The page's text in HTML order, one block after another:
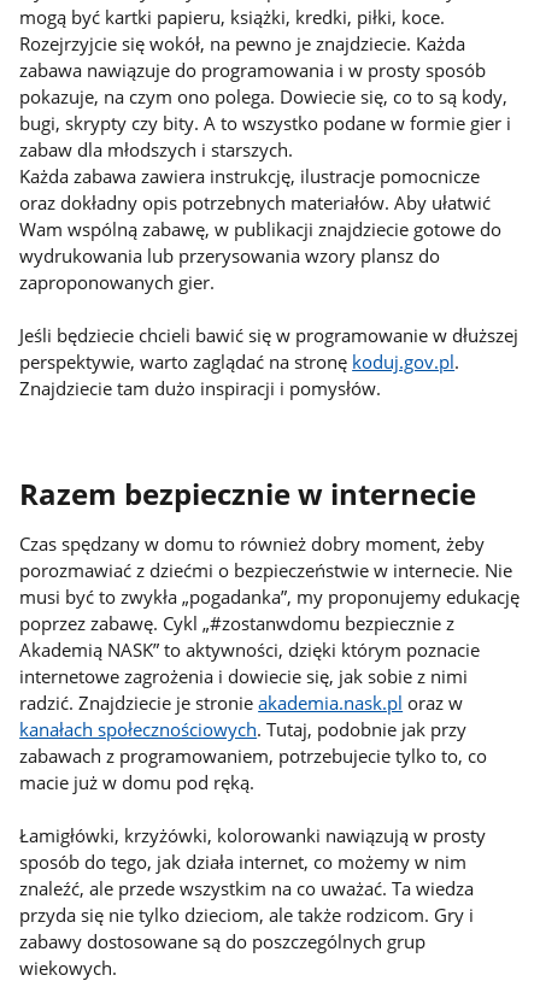
mogą być kartki papieru, książki, kredki, piłki, koce.
Rozejrzyjcie się wokół, na pewno je znajdziecie. Każda
zabawa nawiązuje do programowania i w prosty sposób
pokazuje, na czym ono polega. Dowiecie się, co to są kody,
bugi, skrypty czy bity. A to wszystko podane w formie gier i
zabaw dla młodszych i starszych.
Każda zabawa zawiera instrukcję, ilustracje pomocnicze
oraz dokładny opis potrzebnych materiałów. Aby ułatwić
Wam wspólną zabawę, w publikacji znajdziecie gotowe do
wydrukowania lub przerysowania wzory plansz do
zaproponowanych gier.
Jeśli będziecie chcieli bawić się w programowanie w dłuższej
perspektywie, warto zaglądać na stronę koduj.gov.pl.
Znajdziecie tam dużo inspiracji i pomysłów.
Razem bezpiecznie w internecie
Czas spędzany w domu to również dobry moment, żeby
porozmawiać z dziećmi o bezpieczeństwie w internecie. Nie
musi być to zwykła „pogadanka”, my proponujemy edukację
poprzez zabawę. Cykl „#zostanwdomu bezpiecznie z
Akademią NASK” to aktywności, dzięki którym poznacie
internetowe zagrożenia i dowiecie się, jak sobie z nimi
radzić. Znajdziecie je stronieakademia.nask.pl oraz w
kanałach społecznościowych. Tutaj, podobnie jak przy
zabawach z programowaniem, potrzebujecie tylko to, co
macie już w domu pod ręką.
Łamigłówki, krzyżówki, kolorowanki nawiązują w prosty
sposób do tego, jak działa internet, co możemy w nim
znaleźć, ale przede wszystkim na co uważać. Ta wiedza
przyda się nie tylko dzieciom, ale także rodzicom. Gry i
zabawy dostosowane są do poszczególnych grup
wiekowych.